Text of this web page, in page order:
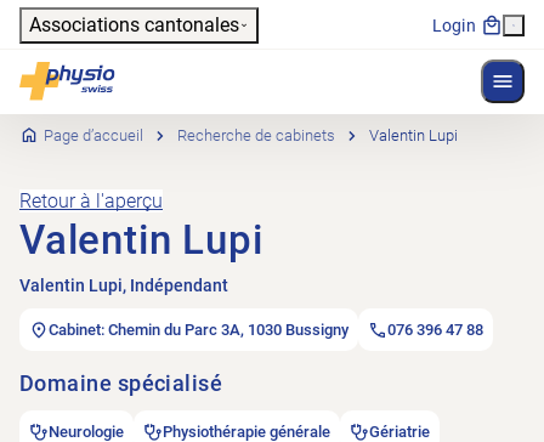
Header
Associations cantonales Login
Physioswiss
Navigation principale
Page d’accueil Recherche de cabinets Valentin Lupi
Retour à l'aperçu
Valentin Lupi
Valentin Lupi, Indépendant
Cabinet: Chemin du Parc 3A, 1030 Bussigny 076 396 47 88
Domaine spécialisé
Neurologie Physiothérapie générale Gériatrie